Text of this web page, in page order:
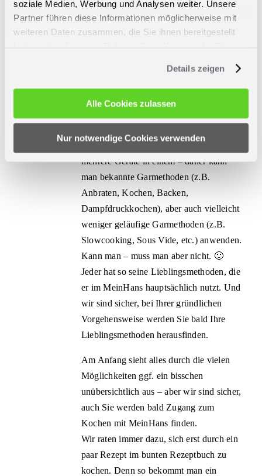
soziale Medien, Werbung und Analysen weiter. Unsere
Partner führen diese Informationen möglicherweise mit
weiteren Daten zusammen, die Sie ihnen bereitgestellt
Details zeigen
Alle Cookies zulassen
Nur notwendige Cookies verwenden
Kochbuch sinnvoll, das durch all diese Themen
15. Dezember 2021 um 18:00 UhrZum Antworten
Hallo Mathias,
herangehen. Der Multikocher repräsentiert
mehrere Geräte in einem – daher kann
man bekannte Garmethoden (z.B.
Anbraten, Kochen, Backen,
Dampfdruckkochen), aber auch vielleicht
weniger geläufige Garmethoden (z.B.
Slowcooking, Sous Vide, etc.) anwenden.
Kann man – muss man aber nicht. 🙂
Jeder hat so seine Lieblingsmethoden, die
er im MeinHans hauptsächlich nutzt. Und
wir sind sicher, bei Ihrer gründlichen
Vorgehensweise werden Sie bald Ihre
Lieblingsmethoden herausfinden.
Am Anfang sieht alles durch die vielen
Möglichkeiten ggf. ein bisschen
unübersichtlich aus – aber wir sind sicher,
auch Sie werden bald Zugang zum
Kochen mit MeinHans finden.
Wir raten immer dazu, sich erst durch ein
paar Rezept im bunten Rezeptbuch zu
kochen. Denn so bekommt man ein